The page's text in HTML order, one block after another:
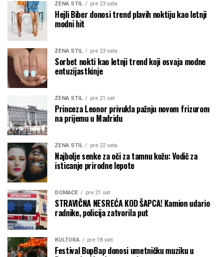
ŽENA STIL pre 23 sata
Hejli Biber donosi trend plavih noktiju kao letnji
modni hit
ŽENA STIL pre 23 sata
Sorbet nokti kao letnji trend koji osvaja modne
entuzijastkinje
ŽENA STIL pre 21 sat
Princeza Leonor privukla pažnju novom frizurom
na prijemu u Madridu
ŽENA STIL pre 22 sata
Najbolje senke za oči za tamnu kožu: Vodič za
isticanje prirodne lepote
DOMAĆE pre 21 sat
STRAVIČNA NESREĆA KOD ŠAPCA! Kamion udario
radnike, policija zatvorila put
KULTURA pre 18 sati
Festival BupBap donosi umetničku muziku u